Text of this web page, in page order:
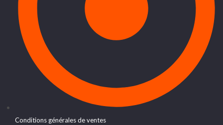
Conditions générales de ventes